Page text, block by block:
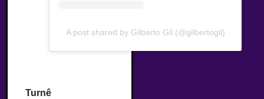
A post shared by Gilberto Gil (@gilbertogil)
Turnê